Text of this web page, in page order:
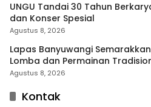
UNGU Tandai 30 Tahun
dan Konser Spesial
Agustus 8, 2026
Lapas Banyuwangi
Lomba dan Permainan
Agustus 8, 2026
Kontak